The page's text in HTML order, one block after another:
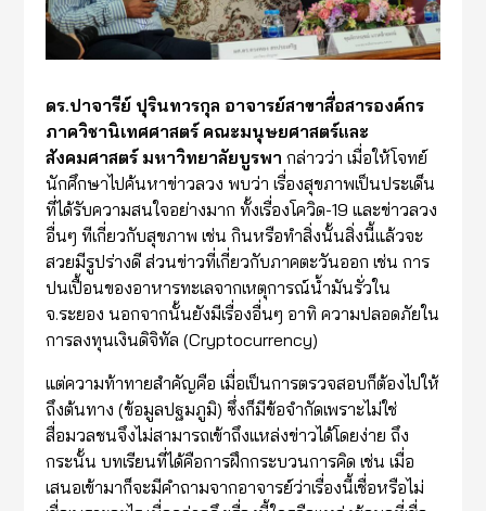
ดร.ปาจารีย์ ปุรินทวรกุล อาจารย์สาขาสื่อสารองค์กร
ภาควิชานิเทศศาสตร์ คณะมนุษยศาสตร์และ
สังคมศาสตร์ มหาวิทยาลัยบูรพา กล่าวว่า เมื่อให้โจทย์
นักศึกษาไปค้นหาข่าวลวง พบว่า เรื่องสุขภาพเป็นประเด็น
ที่ได้รับความสนใจอย่างมาก ทั้งเรื่องโควิด-19 และข่าวลวง
อื่นๆ ทีเกี่ยวกับสุขภาพ เช่น กินหรือทำสิ่งนั้นสิ่งนี้แล้วจะ
สวยมีรูปร่างดี ส่วนข่าวที่เกี่ยวกับภาคตะวันออก เช่น การ
ปนเปื้อนของอาหารทะเลจากเหตุการณ์น้ำมันรั่วใน
จ.ระยอง นอกจากนั้นยังมีเรื่องอื่นๆ อาทิ ความปลอดภัยใน
การลงทุนเงินดิจิทัล (Cryptocurrency)
แต่ความท้าทายสำคัญคือ เมื่อเป็นการตรวจสอบก็ต้องไปให้
ถึงต้นทาง (ข้อมูลปฐมภูมิ) ซึ่งก็มีข้อจำกัดเพราะไม่ใช่
สื่อมวลชนจึงไม่สามารถเข้าถึงแหล่งข่าวได้โดยง่าย ถึง
กระนั้น บทเรียนที่ได้คือการฝึกกระบวนการคิด เช่น เมื่อ
เสนอเข้ามาก็จะมีคำถามจากอาจารย์ว่าเรื่องนี้เชื่อหรือไม่